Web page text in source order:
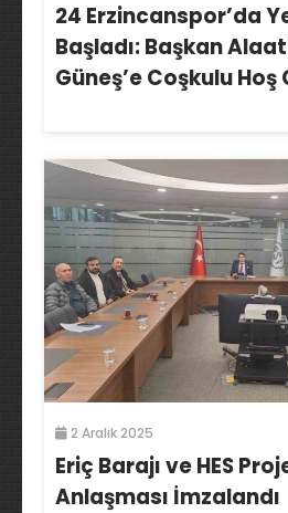
24 Erzincanspor’da
Başladı: Başkan
Güneş’e Coşkulu Hoş
2 Aralık 2025
Eriç Barajı ve HES
Anlaşması İmzalandı